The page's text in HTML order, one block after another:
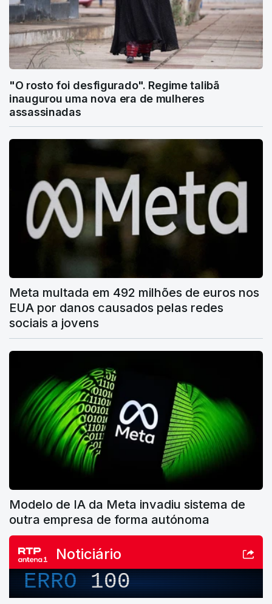
"O rosto foi desfigurado". Regime talibã
inaugurou uma nova era de mulheres
assassinadas
Meta multada em 492 milhões de euros nos
EUA por danos causados pelas redes
sociais a jovens
Modelo de IA da Meta invadiu sistema de
outra empresa de forma autónoma
Noticiário
ERRO 100